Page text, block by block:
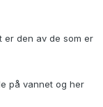
er den av de som er
på vannet og her